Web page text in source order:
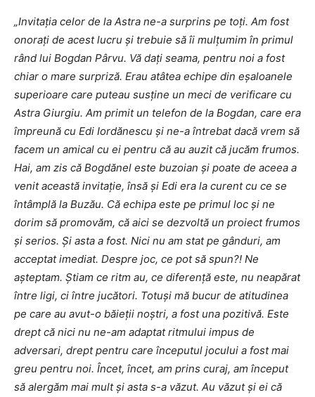
„Invitaţia celor de la Astra ne-a surprins pe toţi. Am fost
onoraţi de acest lucru şi trebuie să îi mulţumim în primul
rând lui Bogdan Pârvu. Vă daţi seama, pentru noi a fost
chiar o mare surpriză. Erau atâtea echipe din eşaloanele
superioare care puteau susţine un meci de verificare cu
Astra Giurgiu. Am primit un telefon de la Bogdan, care era
împreună cu Edi Iordănescu şi ne-a întrebat dacă vrem să
facem un amical cu ei pentru că au auzit că jucăm frumos.
Hai, am zis că Bogdănel este buzoian şi poate de aceea a
venit această invitaţie, însă şi Edi era la curent cu ce se
întâmplă la Buzău. Că echipa este pe primul loc şi ne
dorim să promovăm, că aici se dezvoltă un proiect frumos
şi serios. Şi asta a fost. Nici nu am stat pe gânduri, am
acceptat imediat. Despre joc, ce pot să spun?! Ne
aşteptam. Ştiam ce ritm au, ce diferenţă este, nu neapărat
între ligi, ci între jucători. Totuşi mă bucur de atitudinea
pe care au avut-o băieţii noştri, a fost una pozitivă. Este
drept că nici nu ne-am adaptat ritmului impus de
adversari, drept pentru care începutul jocului a fost mai
greu pentru noi. Încet, încet, am prins curaj, am început
să alergăm mai mult şi asta s-a văzut. Au văzut şi ei că